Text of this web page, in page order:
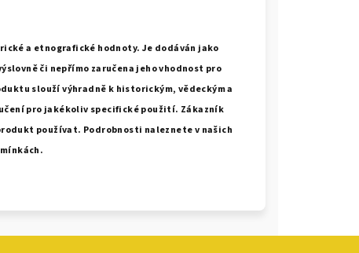
a etnografické hodnoty. Je dodáván jako
či nepřímo zaručena jeho vhodnost pro
slouží výhradně k historickým, vědeckým a
pro jakékoliv specifické použití. Zákazník
používat. Podrobnosti naleznete v našich